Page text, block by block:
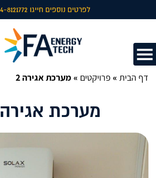
לפרטים נוספים חייגו 04-8121772
דף הבית » פרויקטים » מערכת אגירה 2
מערכת אגירה 2